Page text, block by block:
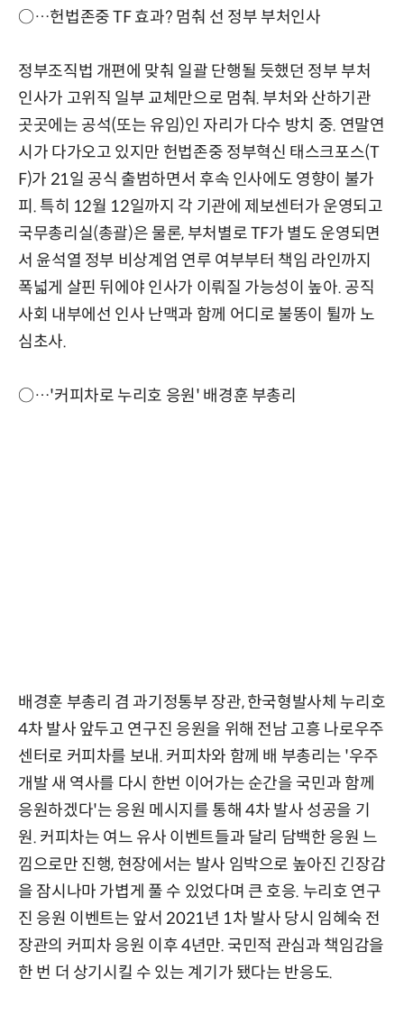
○…헌법존중 TF 효과? 멈춰 선 정부 부처인사
정부조직법 개편에 맞춰 일괄 단행될 듯했던 정부 부처
인사가 고위직 일부 교체만으로 멈춰. 부처와 산하기관
곳곳에는 공석(또는 유임)인 자리가 다수 방치 중. 연말연
시가 다가오고 있지만 헌법존중 정부혁신 태스크포스(T
F)가 21일 공식 출범하면서 후속 인사에도 영향이 불가
피. 특히 12월 12일까지 각 기관에 제보센터가 운영되고
국무총리실(총괄)은 물론, 부처별로 TF가 별도 운영되면
서 윤석열 정부 비상계엄 연루 여부부터 책임 라인까지
폭넓게 살핀 뒤에야 인사가 이뤄질 가능성이 높아. 공직
사회 내부에선 인사 난맥과 함께 어디로 불똥이 튈까 노
심초사.
○…'커피차로 누리호 응원' 배경훈 부총리
배경훈 부총리 겸 과기정통부 장관, 한국형발사체 누리호
4차 발사 앞두고 연구진 응원을 위해 전남 고흥 나로우주
센터로 커피차를 보내. 커피차와 함께 배 부총리는 '우주
개발 새 역사를 다시 한번 이어가는 순간을 국민과 함께
응원하겠다'는 응원 메시지를 통해 4차 발사 성공을 기
원. 커피차는 여느 유사 이벤트들과 달리 담백한 응원 느
낌으로만 진행, 현장에서는 발사 임박으로 높아진 긴장감
을 잠시나마 가볍게 풀 수 있었다며 큰 호응. 누리호 연구
진 응원 이벤트는 앞서 2021년 1차 발사 당시 임혜숙 전
장관의 커피차 응원 이후 4년만. 국민적 관심과 책임감을
한 번 더 상기시킬 수 있는 계기가 됐다는 반응도.